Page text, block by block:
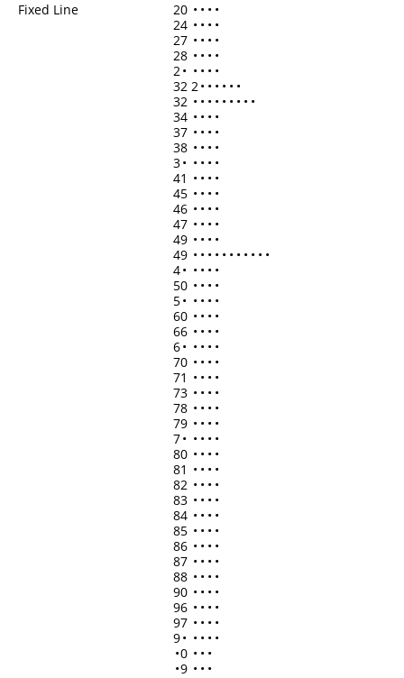
Fixed Line
20 • • • •
24 • • • •
27 • • • •
28 • • • •
2• • • • •
32 2• • • • • •
32 • • • • • • • • •
34 • • • •
37 • • • •
38 • • • •
3• • • • •
41 • • • •
45 • • • •
46 • • • •
47 • • • •
49 • • • •
49 • • • • • • • • • • •
4• • • • •
50 • • • •
5• • • • •
60 • • • •
66 • • • •
6• • • • •
70 • • • •
71 • • • •
73 • • • •
78 • • • •
79 • • • •
7• • • • •
80 • • • •
81 • • • •
82 • • • •
83 • • • •
84 • • • •
85 • • • •
86 • • • •
87 • • • •
88 • • • •
90 • • • •
96 • • • •
97 • • • •
9• • • • •
•0 • • •
•9 • • •